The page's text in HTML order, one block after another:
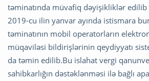
təminatında müvafiq dəyişikliklər
2019-cu ilin yanvar ayında istismara
təminatının mobil operatorların
müqaviləsi bildirişlərinin qeydiyyatı
da təmin edilib.Bu islahat vergi
sahibkarlığın dəstəklənməsi ilə bağlı